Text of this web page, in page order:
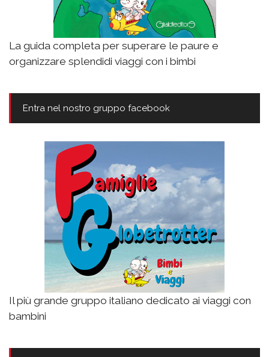
La guida completa per superare le paure e
organizzare splendidi viaggi con i bimbi
Entra nel nostro gruppo facebook
Il più grande gruppo italiano dedicato ai viaggi con
bambini